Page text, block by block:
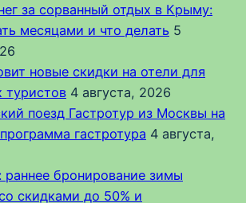
за сорванный отдых в Крыму:
месяцами и что делать 5
новые скидки на отели для
туристов 4 августа, 2026
поезд Гастротур из Москвы на
гастротура 4 августа,
раннее бронирование зимы
скидками до 50% и